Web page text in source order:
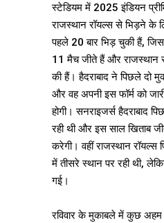
स्टेडियम में 2025 इंडियन
राजस्थान रॉयल्स से भिड़ने के
पहले 20 बार भिड़ चुकी हैं,
11 मैच जीते हैं और राजस्थान
की हैं। हैदराबाद ने पिछले दो
और वह अपनी इस फॉर्म को
होगी। सनराइजर्स हैदराबाद
रही थी और इस साल खिताब
करेगी। वहीं राजस्थान
में तीसरे स्थान पर रही थी,
गई।
रविवार के मुकाबले में कुछ